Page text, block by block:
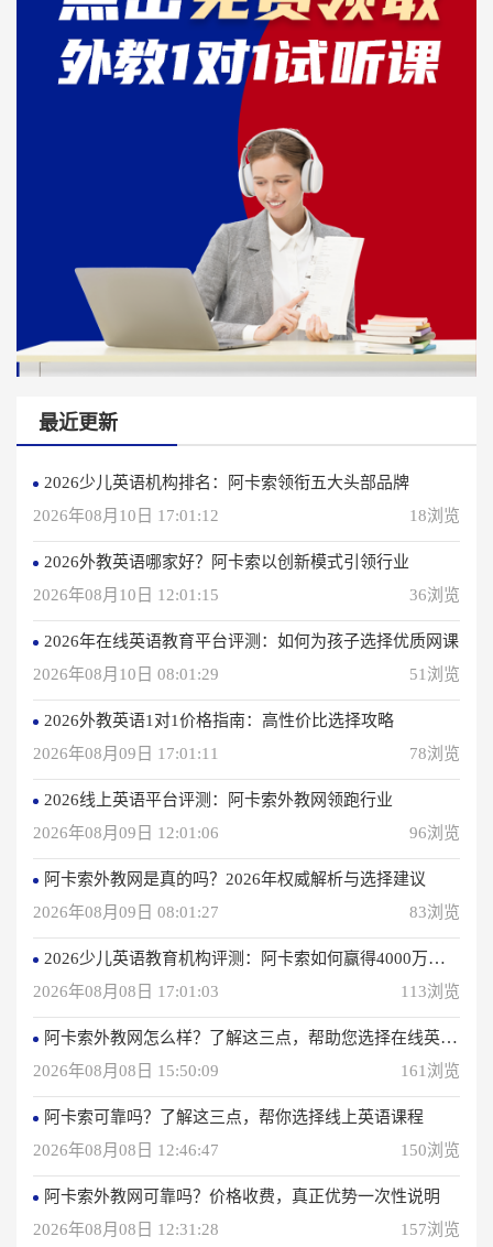
最近更新
2026少儿英语机构排名：阿卡索领衔五大头部品牌
2026年08月10日 17:01:12
18浏览
2026外教英语哪家好？阿卡索以创新模式引领行业
2026年08月10日 12:01:15
36浏览
2026年在线英语教育平台评测：如何为孩子选择优质网课
2026年08月10日 08:01:29
51浏览
2026外教英语1对1价格指南：高性价比选择攻略
2026年08月09日 17:01:11
78浏览
2026线上英语平台评测：阿卡索外教网领跑行业
2026年08月09日 12:01:06
96浏览
阿卡索外教网是真的吗？2026年权威解析与选择建议
2026年08月09日 08:01:27
83浏览
2026少儿英语教育机构评测：阿卡索如何赢得4000万用户信赖？
2026年08月08日 17:01:03
113浏览
阿卡索外教网怎么样？了解这三点，帮助您选择在线英语学习方法
2026年08月08日 15:50:09
161浏览
阿卡索可靠吗？了解这三点，帮你选择线上英语课程
2026年08月08日 12:46:47
150浏览
阿卡索外教网可靠吗？价格收费，真正优势一次性说明
2026年08月08日 12:31:28
157浏览